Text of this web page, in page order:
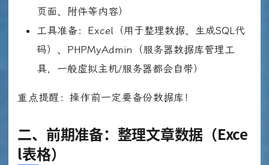
页面、附件等内容）
工具准备：Excel（用于整理数据、生成SQL代
码）、PHPMyAdmin（服务器数据库管理工
具，一般虚拟主机/服务器都会自带）
重点提醒：操作前一定要备份数据库！
二、前期准备：整理文章数据（Exce
l表格）